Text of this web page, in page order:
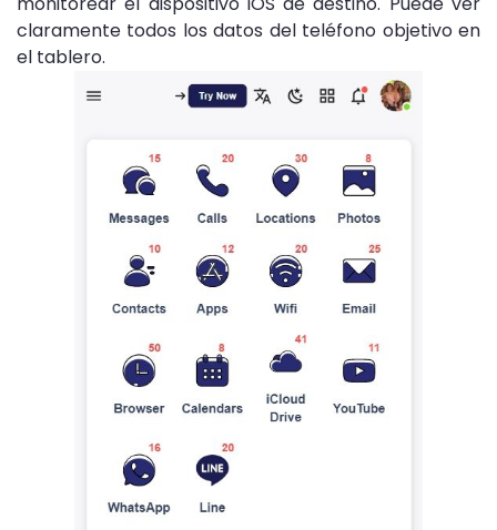
claramente todos los datos del teléfono objetivo en
el tablero.